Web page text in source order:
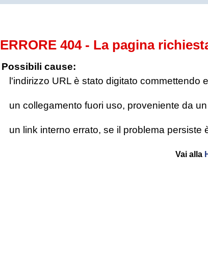
ERRORE 404 - La pagina
Possibili cause:
l'indirizzo URL è stato digitato commettendo
un collegamento fuori uso, proveniente da
un link interno errato, se il problema
Vai alla